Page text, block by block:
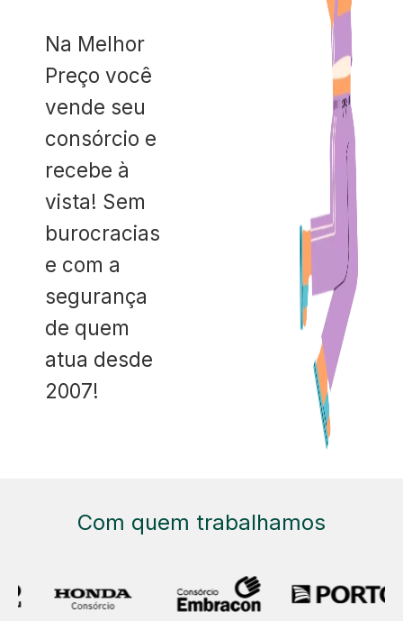
Na Melhor
Preço você
vende seu
consórcio e
recebe à
vista! Sem
burocracias
e com a
segurança
de quem
atua desde
2007!
Com quem trabalhamos